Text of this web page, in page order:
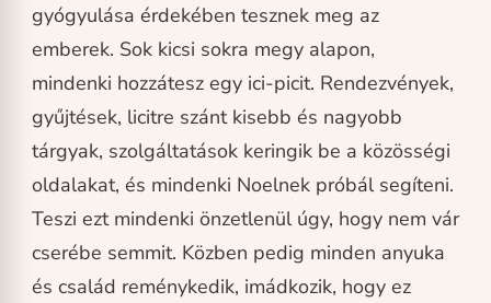
gyógyulása érdekében tesznek meg az
emberek. Sok kicsi sokra megy alapon,
mindenki hozzátesz egy ici-picit. Rendezvények,
gyűjtések, licitre szánt kisebb és nagyobb
tárgyak, szolgáltatások keringik be a közösségi
oldalakat, és mindenki Noelnek próbál segíteni.
Teszi ezt mindenki önzetlenül úgy, hogy nem vár
cserébe semmit. Közben pedig minden anyuka
és család reménykedik, imádkozik, hogy ez